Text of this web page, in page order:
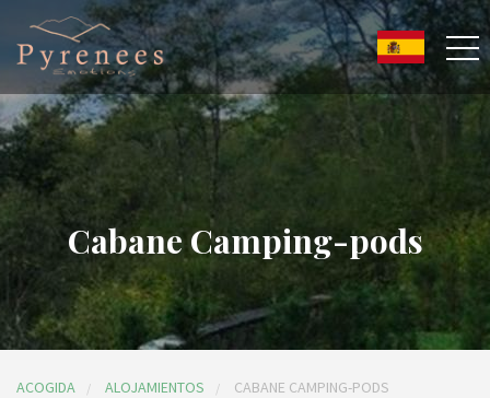
Cabane Camping-pods
ACOGIDA ALOJAMIENTOS CABANE CAMPING-PODS